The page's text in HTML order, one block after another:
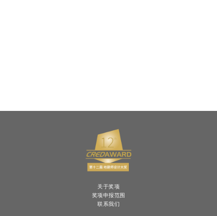
关于奖项
奖项申报范围
联系我们